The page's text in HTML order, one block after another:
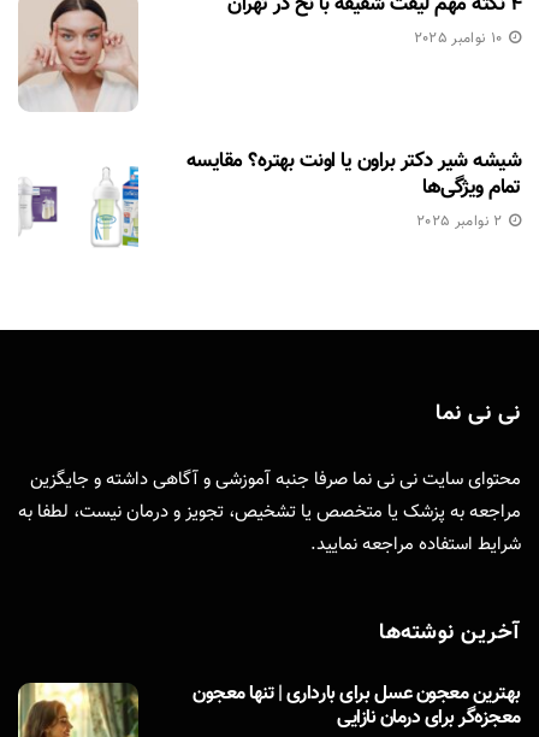
10 نوامبر 2025
شیشه شیر دکتر براون یا اونت بهتره؟ مقایسه
تمام ویژگی‌ها
2 نوامبر 2025
نی نی نما
محتوای سایت نی نی نما صرفا جنبه آموزشی و آگاهی داشته و جایگزین
مراجعه به پزشک یا متخصص یا تشخیص، تجویز و درمان نیست، لطفا به
شرایط استفاده مراجعه نمایید.
آخرین نوشته‌ها
بهترین معجون عسل برای بارداری | تنها معجون
معجزه‌گر برای درمان نازایی